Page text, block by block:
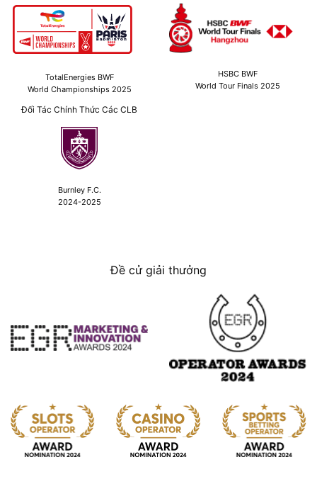
TotalEnergies BWF
World Championships 2025
HSBC BWF
World Tour Finals 2025
Đối Tác Chính Thức Các CLB
Burnley F.C.
2024-2025
Đề cử giải thưởng